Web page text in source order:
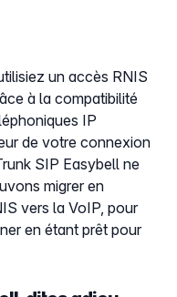
un accès RNIS
à la compatibilité
IP
de votre connexion
SIP Easybell ne
migrer en
vers la VoIP, pour
en étant prêt pour